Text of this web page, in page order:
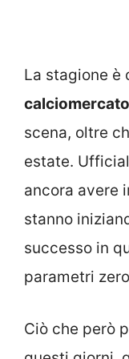
La stagione è
calciomercato
scena, oltre
estate.
ancora avere
stanno
successo in
parametri
Ciò che però